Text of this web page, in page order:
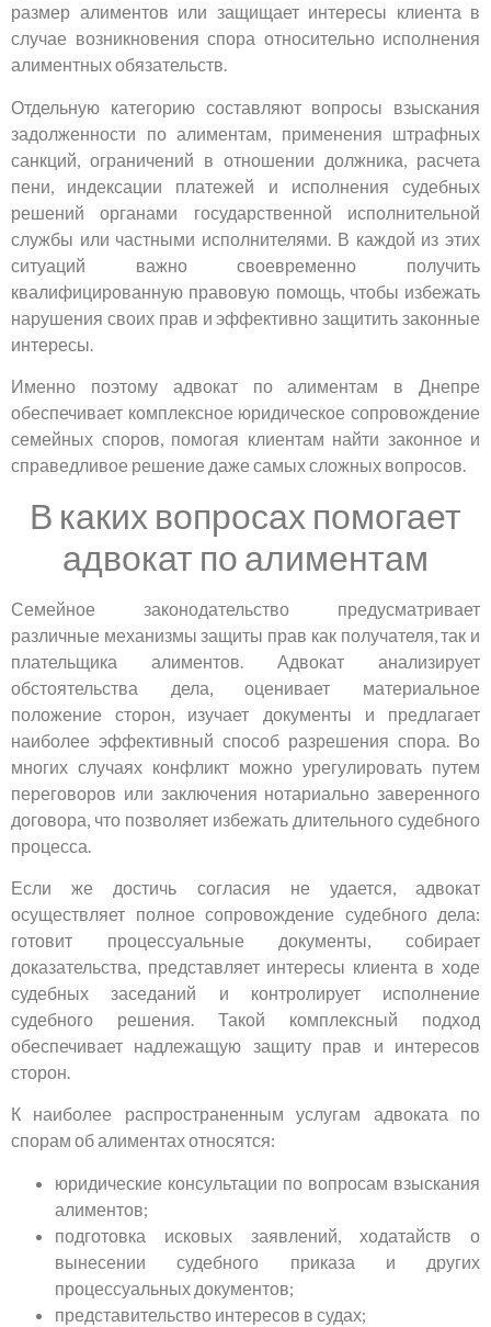
размер алиментов или защищает интересы клиента в
случае возникновения спора относительно исполнения
алиментных обязательств.
Отдельную категорию составляют вопросы взыскания
задолженности по алиментам, применения штрафных
санкций, ограничений в отношении должника, расчета
пени, индексации платежей и исполнения судебных
решений органами государственной исполнительной
службы или частными исполнителями. В каждой из этих
ситуаций важно своевременно получить
квалифицированную правовую помощь, чтобы избежать
нарушения своих прав и эффективно защитить законные
интересы.
Именно поэтому адвокат по алиментам в Днепре
обеспечивает комплексное юридическое сопровождение
семейных споров, помогая клиентам найти законное и
справедливое решение даже самых сложных вопросов.
В каких вопросах помогает
адвокат по алиментам
Семейное законодательство предусматривает
различные механизмы защиты прав как получателя, так и
плательщика алиментов. Адвокат анализирует
обстоятельства дела, оценивает материальное
положение сторон, изучает документы и предлагает
наиболее эффективный способ разрешения спора. Во
многих случаях конфликт можно урегулировать путем
переговоров или заключения нотариально заверенного
договора, что позволяет избежать длительного судебного
процесса.
Если же достичь согласия не удается, адвокат
осуществляет полное сопровождение судебного дела:
готовит процессуальные документы, собирает
доказательства, представляет интересы клиента в ходе
судебных заседаний и контролирует исполнение
судебного решения. Такой комплексный подход
обеспечивает надлежащую защиту прав и интересов
сторон.
К наиболее распространенным услугам адвоката по
спорам об алиментах относятся:
юридические консультации по вопросам взыскания
алиментов;
подготовка исковых заявлений, ходатайств о
вынесении судебного приказа и других
процессуальных документов;
представительство интересов в судах;